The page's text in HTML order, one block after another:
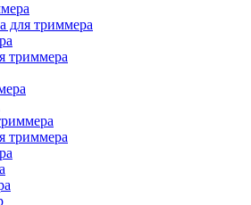
для триммера
триммера
триммера